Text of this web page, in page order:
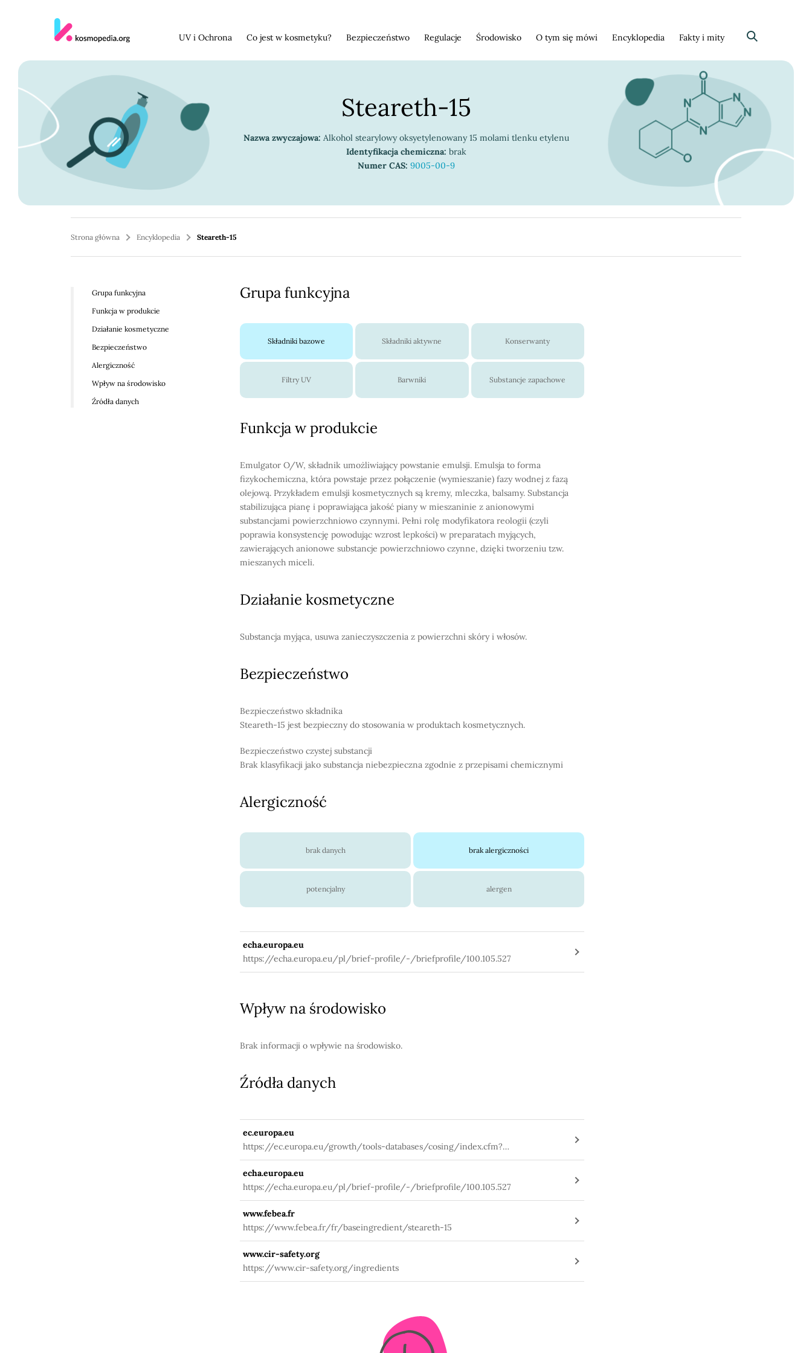
UV i Ochrona Co jest w kosmetyku? Bezpieczeństwo Regulacje Środowisko O tym się mówi Encyklopedia Fakty i mity Szukaj
Steareth-15
Nazwa zwyczajowa: Alkohol stearylowy oksyetylenowany 15 molami tlenku etylenu
Identyfikacja chemiczna: brak
Numer CAS: 9005-00-9
Strona główna Encyklopedia Steareth-15
Grupa funkcyjna
Składniki bazowe Składniki aktywne Konserwanty
Filtry UV Barwniki Substancje zapachowe
Funkcja w produkcie
Emulgator O/W, składnik umożliwiający powstanie emulsji. Emulsja to forma
fizykochemiczna, która powstaje przez połączenie (wymieszanie) fazy wodnej z fazą
olejową. Przykładem emulsji kosmetycznych są kremy, mleczka, balsamy. Substancja
stabilizująca pianę i poprawiająca jakość piany w mieszaninie z anionowymi
substancjami powierzchniowo czynnymi. Pełni rolę modyfikatora reologii (czyli
poprawia konsystencję powodując wzrost lepkości) w preparatach myjących,
zawierających anionowe substancje powierzchniowo czynne, dzięki tworzeniu tzw.
mieszanych miceli.
Działanie kosmetyczne
Substancja myjąca, usuwa zanieczyszczenia z powierzchni skóry i włosów.
Bezpieczeństwo
Bezpieczeństwo składnika
Steareth-15 jest bezpieczny do stosowania w produktach kosmetycznych.
Bezpieczeństwo czystej substancji
Brak klasyfikacji jako substancja niebezpieczna zgodnie z przepisami chemicznymi
Alergiczność
brak danych brak alergiczności
potencjalny alergen
echa.europa.eu
https://echa.europa.eu/pl/brief-profile/-/briefprofile/100.105.527
Wpływ na środowisko
Brak informacji o wpływie na środowisko.
Źródła danych
ec.europa.eu
https://ec.europa.eu/growth/tools-databases/cosing/index.cfm?
fuseaction=search.details_v2&id=78988
echa.europa.eu
https://echa.europa.eu/pl/brief-profile/-/briefprofile/100.105.527
www.febea.fr
https://www.febea.fr/fr/baseingredient/steareth-15
www.cir-safety.org
https://www.cir-safety.org/ingredients
Grupa funkcyjna
Funkcja w produkcie
Działanie kosmetyczne
Bezpieczeństwo
Alergiczność
Wpływ na środowisko
Źródła danych